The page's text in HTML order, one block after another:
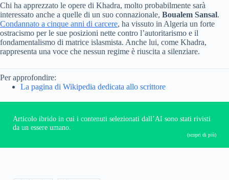
Chi ha apprezzato le opere di Khadra, molto probabilmente sarà
interessato anche a quelle di un suo connazionale, Boualem Sansal.
Condannato a cinque anni di carcere, ha vissuto in Algeria un forte
ostracismo per le sue posizioni nette contro l’autoritarismo e il
fondamentalismo di matrice islasmista. Anche lui, come Khadra,
rappresenta una voce che nessun regime è riuscita a silenziare.
Per approfondire:
La pagina di Wikipedia dedicata allo scrittore
Articolo ibrido in cui i contenuti selezionati dall’AI sono stati rivisti
da un essere umano.
(scopri di più)